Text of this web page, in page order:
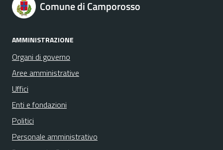
Comune di Camporosso
AMMINISTRAZIONE
Organi di governo
Aree amministrative
Uffici
Enti e fondazioni
Politici
Personale amministrativo